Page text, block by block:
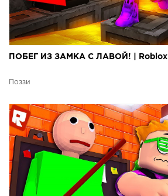
ПОБЕГ ИЗ ЗАМКА С ЛАВОЙ! | Roblox
Поззи